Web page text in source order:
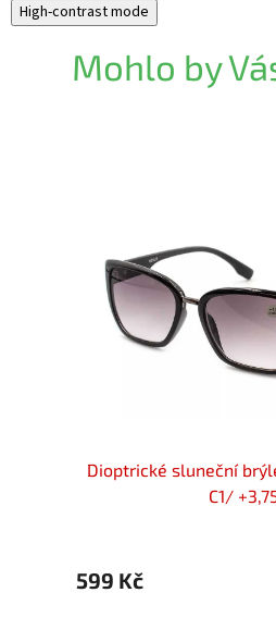
High-contrast mode
Mohlo by
Dioptrické sluneční
C1/
599 Kč